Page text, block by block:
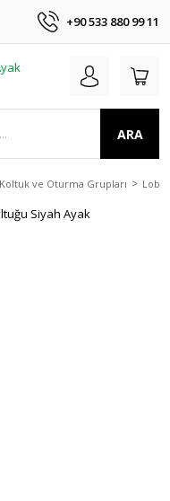
+90 533 880 99 11
ARA
ve Oturma Grupları Lobi